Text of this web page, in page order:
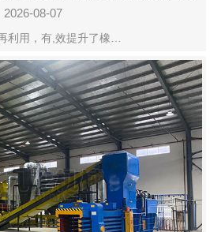
用率
2026-08-07
利用，有,效提升了橡…